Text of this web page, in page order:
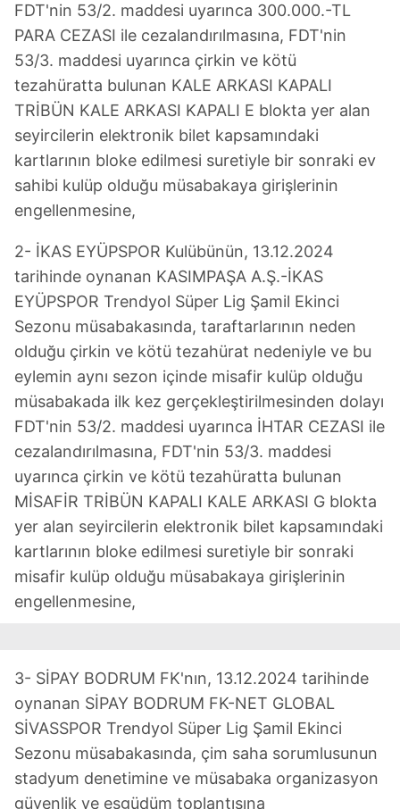
FDT'nin 53/2. maddesi uyarınca 300.000.-TL
PARA CEZASI ile cezalandırılmasına, FDT'nin
53/3. maddesi uyarınca çirkin ve kötü
tezahüratta bulunan KALE ARKASI KAPALI
TRİBÜN KALE ARKASI KAPALI E blokta yer alan
seyircilerin elektronik bilet kapsamındaki
kartlarının bloke edilmesi suretiyle bir sonraki ev
sahibi kulüp olduğu müsabakaya girişlerinin
engellenmesine,
2- İKAS EYÜPSPOR Kulübünün, 13.12.2024
tarihinde oynanan KASIMPAŞA A.Ş.-İKAS
EYÜPSPOR Trendyol Süper Lig Şamil Ekinci
Sezonu müsabakasında, taraftarlarının neden
olduğu çirkin ve kötü tezahürat nedeniyle ve bu
eylemin aynı sezon içinde misafir kulüp olduğu
müsabakada ilk kez gerçekleştirilmesinden dolayı
FDT'nin 53/2. maddesi uyarınca İHTAR CEZASI ile
cezalandırılmasına, FDT'nin 53/3. maddesi
uyarınca çirkin ve kötü tezahüratta bulunan
MİSAFİR TRİBÜN KAPALI KALE ARKASI G blokta
yer alan seyircilerin elektronik bilet kapsamındaki
kartlarının bloke edilmesi suretiyle bir sonraki
misafir kulüp olduğu müsabakaya girişlerinin
engellenmesine,
3- SİPAY BODRUM FK'nın, 13.12.2024 tarihinde
oynanan SİPAY BODRUM FK-NET GLOBAL
SİVASSPOR Trendyol Süper Lig Şamil Ekinci
Sezonu müsabakasında, çim saha sorumlusunun
stadyum denetimine ve müsabaka organizasyon
güvenlik ve eşgüdüm toplantısına